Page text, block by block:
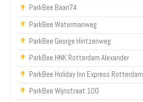
ParkBee Baan74
ParkBee Watermanweg
ParkBee George Hintzenweg
ParkBee HNK Rotterdam Alexander
ParkBee Holiday Inn Express Rotterdam
ParkBee Wijnstraat 100